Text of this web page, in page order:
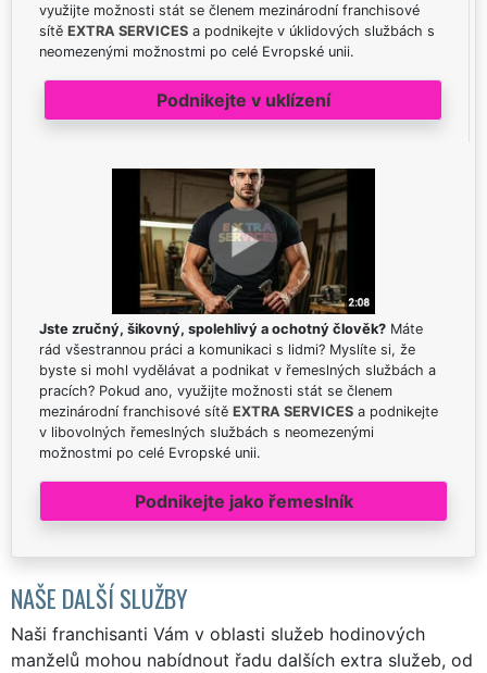
využijte možnosti stát se členem mezinárodní franchisové
sítě EXTRA SERVICES a podnikejte v úklidových službách s
neomezenými možnostmi po celé Evropské unii.
Podnikejte v uklízení
Jste zručný, šikovný, spolehlivý a ochotný člověk? Máte
rád všestrannou práci a komunikaci s lidmi? Myslíte si, že
byste si mohl vydělávat a podnikat v řemeslných službách a
pracích? Pokud ano, využijte možnosti stát se členem
mezinárodní franchisové sítě EXTRA SERVICES a podnikejte
v libovolných řemeslných službách s neomezenými
možnostmi po celé Evropské unii.
Podnikejte jako řemeslník
NAŠE DALŠÍ SLUŽBY
Naši franchisanti Vám v oblasti služeb hodinových
manželů mohou nabídnout řadu dalších extra služeb, od